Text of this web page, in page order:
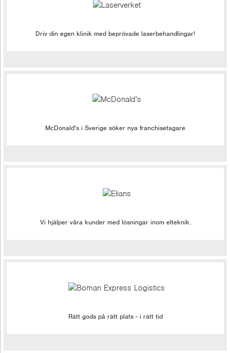
Driv din egen klinik med beprövade laserbehandlingar!
McDonald's i Sverige söker nya franchisetagare
Vi hjälper våra kunder med lösningar inom elteknik.
Rätt gods på rätt plats - i rätt tid